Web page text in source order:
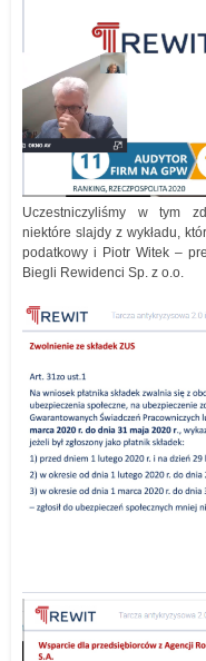
Uczestniczyliśmy w tym
niektóre slajdy z wykładu,
podatkowy i Piotr Witek –
Biegli Rewidenci Sp. z o.o.